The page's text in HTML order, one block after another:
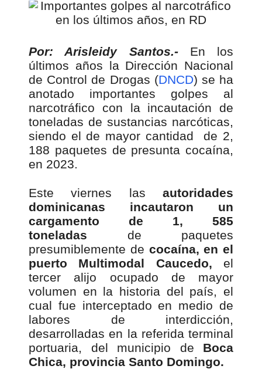
Por: Arisleidy Santos.-
En los
últimos años la Dirección Nacional
de Control de Drogas (DNCD) se ha
anotado importantes golpes al
narcotráfico con la incautación de
toneladas de sustancias narcóticas,
siendo el de mayor cantidad de 2,
188 paquetes de presunta cocaína,
en 2023.
Este viernes las autoridades
dominicanas incautaron un
cargamento de 1, 585
toneladas de paquetes
presumiblemente de cocaína, en el
puerto Multimodal Caucedo, el
tercer alijo ocupado de mayor
volumen en la historia del país, el
cual fue interceptado en medio de
labores de interdicción,
desarrolladas en la referida terminal
portuaria, del municipio de Boca
Chica, provincia Santo Domingo.